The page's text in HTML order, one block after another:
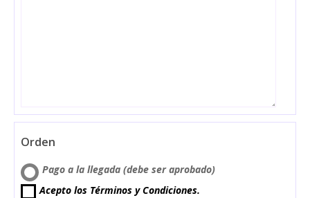
Orden
Pago a la llegada (debe ser aprobado)
Acepto los Términos y Condiciones.